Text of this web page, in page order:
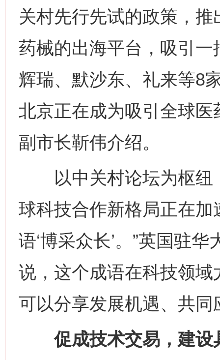
关村先行先试的政策，
药械的出海平台，吸引
辉瑞、默沙东、礼来等8
北京正在成为吸引全球医
副市长靳伟介绍。
以中关村论坛为枢纽
球科技合作新格局正在加
语‘博采众长’。”英国驻
说，这个成语在科技领域
可以分享发展机遇、共同
促成技术交易，建设